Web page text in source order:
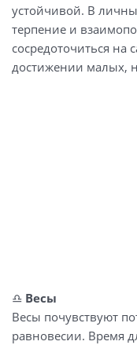
устойчивой. В
терпение и
сосредоточиться на
достижении малых,
♎️ Весы
Весы почувствуют
равновесии. Время